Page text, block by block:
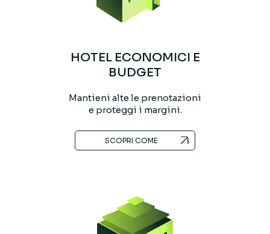
HOTEL ECONOMICI E
BUDGET
Mantieni alte le prenotazioni
e proteggi i margini.
SCOPRI COME